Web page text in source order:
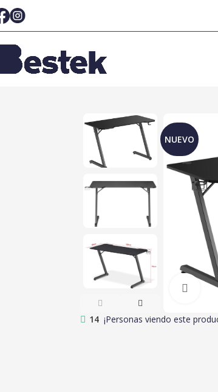
NUEVO
14 ¡Personas viendo este